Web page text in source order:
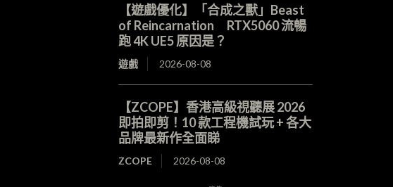
【遊戲優化】「合成之獸」Beast
of Reincarnation RTX5060 流暢
跑 4K UE5 原因是？
遊戲 2026-08-08
【ZCOPE】香港高級視聽展 2026
即拍即剪！10 款工程機試玩 + 各大
品牌最新作全面睇
ZCOPE 2026-08-08